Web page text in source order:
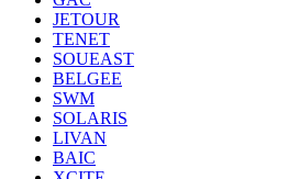
JETOUR
TENET
SOUEAST
BELGEE
SWM
SOLARIS
LIVAN
BAIC